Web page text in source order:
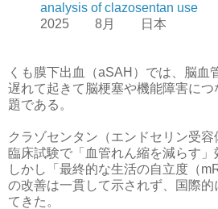
analysis of clazosentan use
2025 8月 日本
くも膜下出血（aSAH）では、脳血
遅れて起きて脳梗塞や機能障害に
題である。
クラゾセンタン（エンドセリン受
臨床試験で「血管れん縮を減らす」
しかし「最終的な生活の自立度（
の改善は一貫して示されず、国際
てきた。